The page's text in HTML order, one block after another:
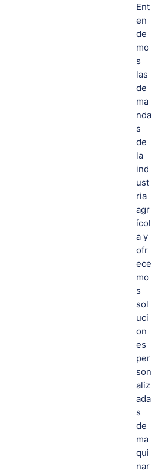
Ent
en
de
mo
s
las
de
ma
nda
s
de
la
ind
ust
ria
agr
ícol
a y
ofr
ece
mo
s
sol
uci
on
es
per
son
aliz
ada
s
de
ma
qui
nar